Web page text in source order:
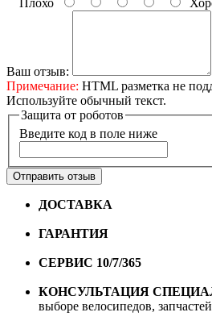
Ваш отзыв:
Примечание: HTML разметка не
Используйте обычный текст.
Защита от роботов
Введите код в поле ниже
Отправить отзыв
ДОСТАВКА
ГАРАНТИЯ
СЕРВИС 10/7/365
КОНСУЛЬТАЦИЯ
выборе велосипедов,